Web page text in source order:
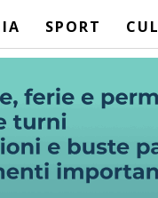
SPORT